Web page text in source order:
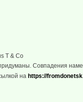
T & Co
Совпадения
на https://